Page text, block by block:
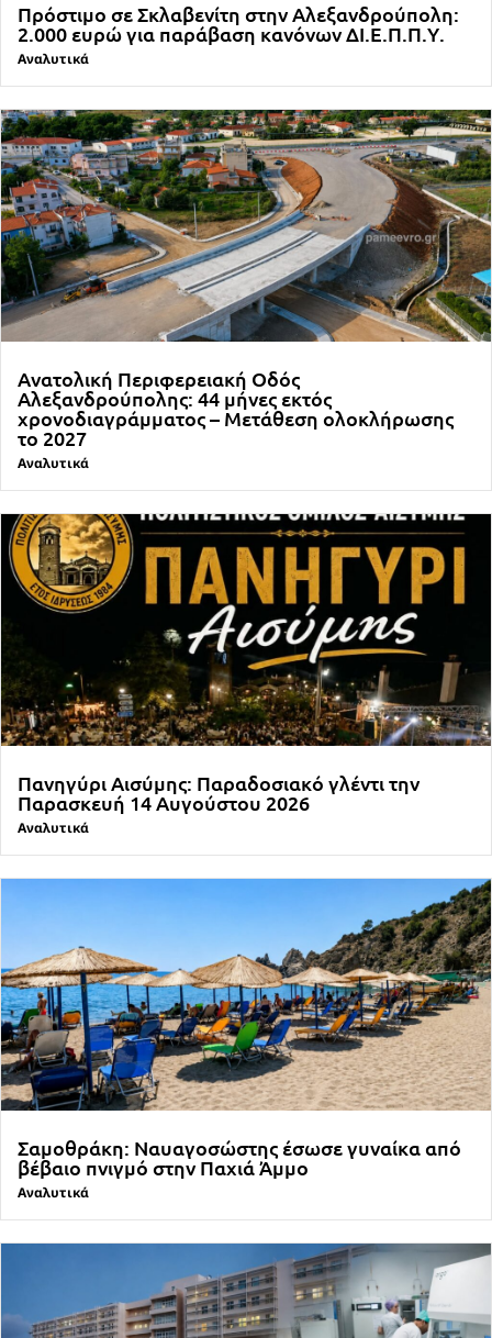
Πρόστιμο σε Σκλαβενίτη στην Αλεξανδρούπολη:
2.000 ευρώ για παράβαση κανόνων ΔΙ.Ε.Π.Π.Υ.
Αναλυτικά
Ανατολική Περιφερειακή Οδός
Αλεξανδρούπολης: 44 μήνες εκτός
χρονοδιαγράμματος – Μετάθεση ολοκλήρωσης
το 2027
Αναλυτικά
Πανηγύρι Αισύμης: Παραδοσιακό γλέντι την
Παρασκευή 14 Αυγούστου 2026
Αναλυτικά
Σαμοθράκη: Ναυαγοσώστης έσωσε γυναίκα από
βέβαιο πνιγμό στην Παχιά Άμμο
Αναλυτικά